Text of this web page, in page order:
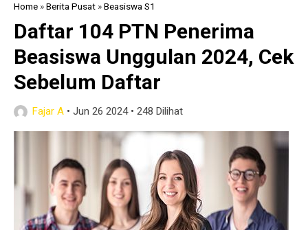
Home »Berita Pusat »Beasiswa S1
Daftar 104 PTN Penerima
Beasiswa Unggulan 2024, Cek
Sebelum Daftar
Fajar A • Jun 26 2024• 248 Dilihat